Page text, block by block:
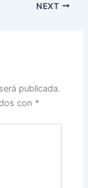
NEXT
publicada.
con *